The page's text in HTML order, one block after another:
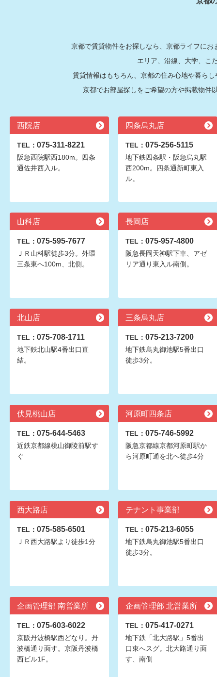
京都で賃貸物件をお探しなら、京都ライフに
エリア、沿線、大学、こ
賃貸情報はもちろん、京都の住み心地や暮ら
京都でお部屋探しをご希望の方や掲載物件
西院店
TEL： 075-311-8221
阪急西院駅西180m。四条
通佐井西入ル。
四条烏丸店
TEL： 075-256-5115
地下鉄四条駅・阪急烏丸駅
西200m。四条通新町東入
ル。
山科店
TEL： 075-595-7677
ＪＲ山科駅徒歩3分。外環
三条東へ100m、北側。
長岡店
TEL： 075-957-4800
阪急長岡天神駅下車、アゼ
リア通り東入ル南側。
北山店
TEL： 075-708-1711
地下鉄北山駅4番出口直
結。
三条烏丸店
TEL： 075-213-7200
地下鉄烏丸御池駅5番出口
徒歩3分。
伏見桃山店
TEL： 075-644-5463
近鉄京都線桃山御陵前駅す
ぐ
河原町四条店
TEL： 075-746-5992
阪急京都線京都河原町駅か
ら河原町通を北へ徒歩4分
西大路店
TEL： 075-585-6501
ＪＲ西大路駅より徒歩1分
テナント事業部
TEL： 075-213-6055
地下鉄烏丸御池駅5番出口
徒歩3分。
企画管理部 南営業所
TEL： 075-603-6022
京阪丹波橋駅西どなり。丹
波橋通り面す。京阪丹波橋
西ビル1F。
企画管理部 北営業所
TEL： 075-417-0271
地下鉄「北大路駅」5番出
口東へスグ。北大路通り面
す、南側